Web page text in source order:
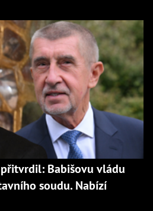
Babišovu vládu
soudu. Nabízí